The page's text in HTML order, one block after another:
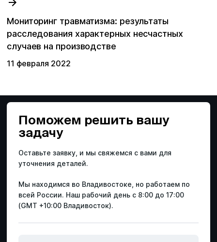
Мониторинг травматизма: результаты
расследования характерных несчастных
случаев на производстве
11 февраля 2022
Поможем решить вашу
задачу
Оставьте заявку, и мы свяжемся с вами для
уточнения деталей.
Мы находимся во Владивостоке, но работаем по
всей России. Наш рабочий день с 8:00 до 17:00
(GMT +10:00 Владивосток).